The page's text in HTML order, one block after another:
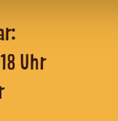
- 18 Uhr